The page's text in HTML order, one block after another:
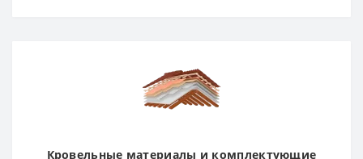
Кровельные материалы и комплектующие